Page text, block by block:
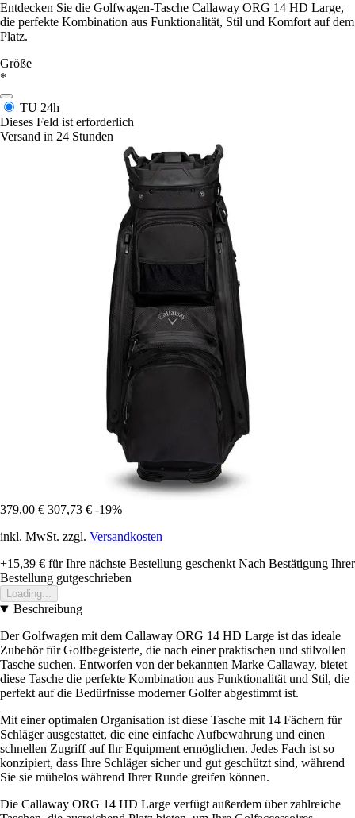
Entdecken Sie die Golfwagen-Tasche Callaway ORG 14 HD Large,
die perfekte Kombination aus Funktionalität, Stil und Komfort auf dem
Platz.
Größe
*
TU 24h
Dieses Feld ist erforderlich
Versand in 24 Stunden
379,00 € 307,73 € -19%
inkl. MwSt. zzgl. Versandkosten
+15,39 € für Ihre nächste Bestellung geschenkt Nach Bestätigung Ihrer
Bestellung gutgeschrieben
Loading...
Beschreibung
Der Golfwagen mit dem Callaway ORG 14 HD Large ist das ideale
Zubehör für Golfbegeisterte, die nach einer praktischen und stilvollen
Tasche suchen. Entworfen von der bekannten Marke Callaway, bietet
diese Tasche die perfekte Kombination aus Funktionalität und Stil, die
perfekt auf die Bedürfnisse moderner Golfer abgestimmt ist.
Mit einer optimalen Organisation ist diese Tasche mit 14 Fächern für
Schläger ausgestattet, die eine einfache Aufbewahrung und einen
schnellen Zugriff auf Ihr Equipment ermöglichen. Jedes Fach ist so
konzipiert, dass Ihre Schläger sicher und gut geschützt sind, während
Sie sie mühelos während Ihrer Runde greifen können.
Die Callaway ORG 14 HD Large verfügt außerdem über zahlreiche